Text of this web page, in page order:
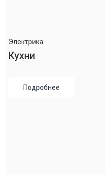
Электрика
Кухни
Подробнее